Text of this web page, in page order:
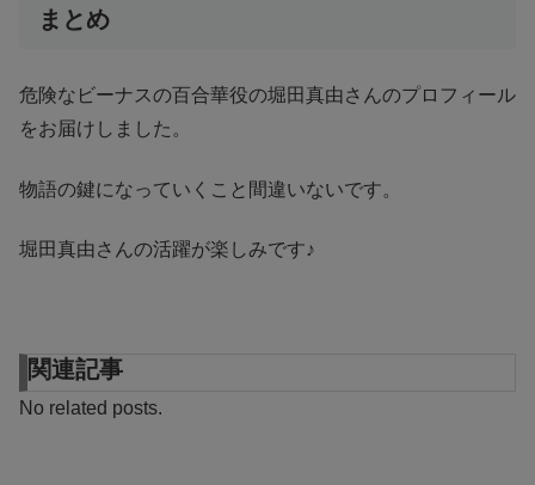
まとめ
危険なビーナスの百合華役の堀田真由さんのプロフィール
をお届けしました。
物語の鍵になっていくこと間違いないです。
堀田真由さんの活躍が楽しみです♪
関連記事
No related posts.